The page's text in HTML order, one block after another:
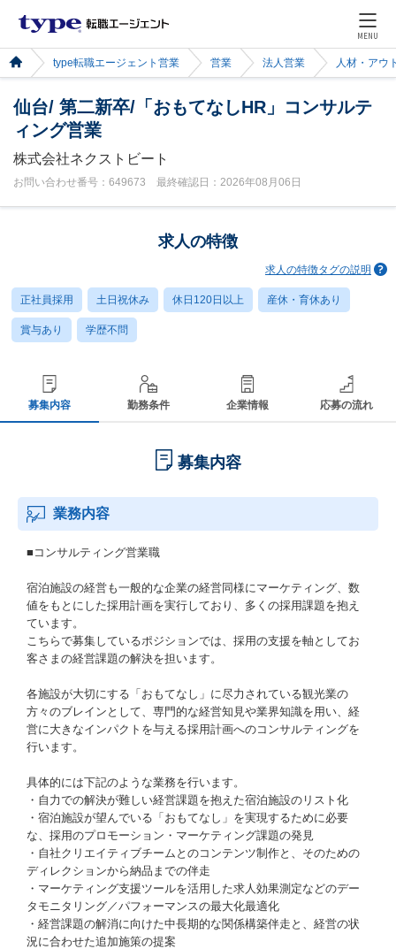
MENU
type転職エージェント営業 営業 法人営業 人材・アウ
仙台/ 第二新卒/「おもてなしHR」コンサルテ
ィング営業
株式会社ネクストビート
お問い合わせ番号：649673 最終確認日：2026年08月06日
求人の特徴
求人の特徴タグの説明
正社員採用 土日祝休み 休日120日以上 産休・育休あり
賞与あり 学歴不問
募集内容 勤務条件 企業情報 応募の流れ
募集内容
業務内容
■コンサルティング営業職
宿泊施設の経営も一般的な企業の経営同様にマーケティング、数
値をもとにした採用計画を実行しており、多くの採用課題を抱え
ています。
こちらで募集しているポジションでは、採用の支援を軸としてお
客さまの経営課題の解決を担います。
各施設が大切にする「おもてなし」に尽力されている観光業の
方々のブレインとして、専門的な経営知見や業界知識を用い、経
営に大きなインパクトを与える採用計画へのコンサルティングを
行います。
具体的には下記のような業務を行います。
・自力での解決が難しい経営課題を抱えた宿泊施設のリスト化
・宿泊施設が望んでいる「おもてなし」を実現するために必要
な、採用のプロモーション・マーケティング課題の発見
・自社クリエイティブチームとのコンテンツ制作と、そのための
ディレクションから納品までの伴走
・マーケティング支援ツールを活用した求人効果測定などのデー
タモニタリング／パフォーマンスの最大化最適化
・経営課題の解消に向けた中長期的な関係構築伴走と、経営の状
況に合わせた追加施策の提案